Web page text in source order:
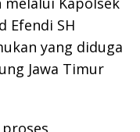
Efendi SH
yang diduga
Jawa Timur